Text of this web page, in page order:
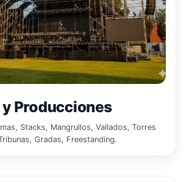
Producciones
Stacks, Mangrullos, Vallados, Torres
Gradas, Freestanding.